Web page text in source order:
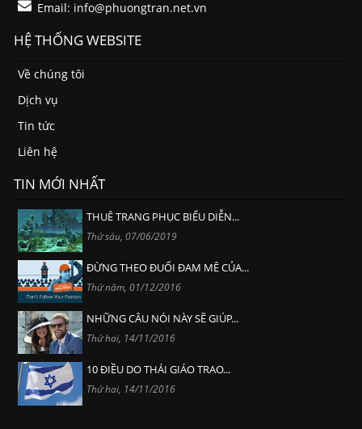
Email: info@phuongtran.net.vn
HỆ THỐNG WEBSITE
Về chúng tôi
Dịch vụ
Tin tức
Liên hệ
TIN MỚI NHẤT
THUÊ TRANG PHỤC BIỂU DIỄN...
Thứ sáu, 07/06/2019
ĐỪNG THEO ĐUỔI ĐAM MÊ CỦA...
Thứ năm, 01/12/2016
NHỮNG CÂU NÓI NÀY SẼ GIÚP...
Thứ hai, 14/11/2016
10 ĐIỀU DO THÁI GIÁO TRAO...
Thứ hai, 14/11/2016